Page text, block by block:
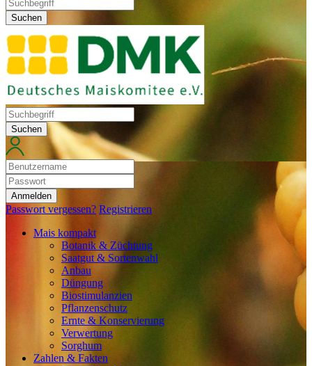
Suchen
Suchen
Anmelden
Passwort vergessen? Registrieren
Mais kompakt
Botanik & Züchtung
Saatgut & Sortenwahl
Anbau
Düngung
Biostimulanzien
Pflanzenschutz
Ernte & Konservierung
Verwertung
Sorghum
Zahlen & Fakten